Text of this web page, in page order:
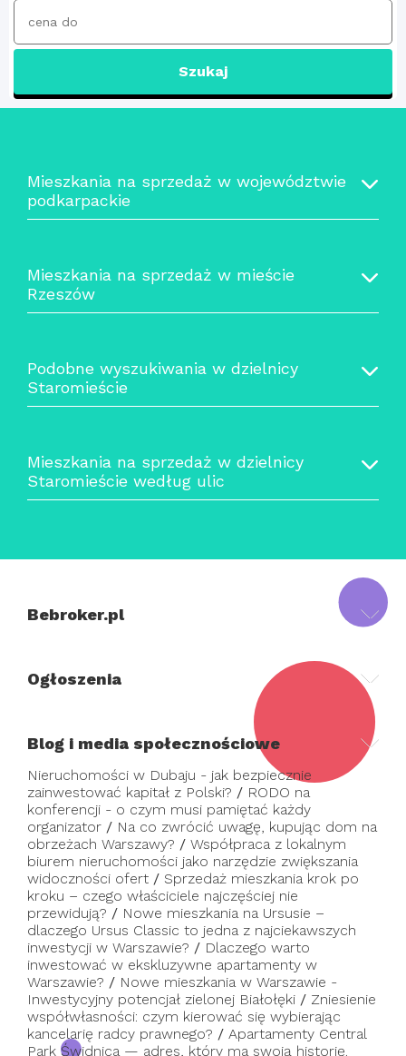
Szukaj
Mieszkania na sprzedaż w województwie
podkarpackie
Mieszkania na sprzedaż w mieście
Rzeszów
Podobne wyszukiwania w dzielnicy
Staromieście
Mieszkania na sprzedaż w dzielnicy
Staromieście według ulic
Bebroker.pl
Ogłoszenia
Blog i media społecznościowe
Nieruchomości w Dubaju - jak bezpiecznie
zainwestować kapitał z Polski? / RODO na
konferencji - o czym musi pamiętać każdy
organizator / Na co zwrócić uwagę, kupując dom na
obrzeżach Warszawy? / Współpraca z lokalnym
biurem nieruchomości jako narzędzie zwiększania
widoczności ofert / Sprzedaż mieszkania krok po
kroku – czego właściciele najczęściej nie
przewidują? / Nowe mieszkania na Ursusie –
dlaczego Ursus Classic to jedna z najciekawszych
inwestycji w Warszawie? / Dlaczego warto
inwestować w ekskluzywne apartamenty w
Warszawie? / Nowe mieszkania w Warszawie -
Inwestycyjny potencjał zielonej Białołęki / Zniesienie
współwłasności: czym kierować się wybierając
kancelarię radcy prawnego? / Apartamenty Central
Park Świdnica — adres, który ma swoją historię.